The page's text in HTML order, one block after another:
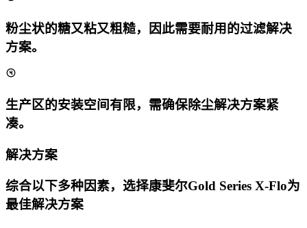
粉尘状的糖又粘又粗糙，因此需要耐用的过滤解决
方案。
生产区的安装空间有限，需确保除尘解决方案紧
凑。
解决方案
综合以下多种因素，选择康斐尔Gold Series X-Flo为
最佳解决方案